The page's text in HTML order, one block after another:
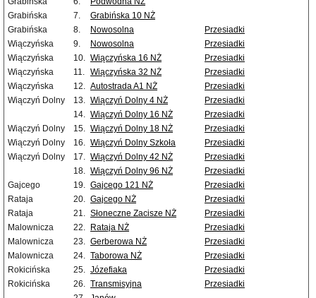
Grabińska
7.
Grabińska 10 NŻ
Grabińska
8. Nowosolna
Przesiadki
Wiączyńska
9. Nowosolna
Przesiadki
Wiączyńska
10. Wiączyńska 16 NŻ
Przesiadki
Wiączyńska
11. Wiączyńska 32 NŻ
Przesiadki
Wiączyńska
12. Autostrada A1 NŻ
Przesiadki
Wiączyń Dolny
13. Wiączyń Dolny 4 NŻ
Przesiadki
14. Wiączyń Dolny 16 NŻ
Przesiadki
Wiączyń Dolny
15. Wiączyń Dolny 18 NŻ
Przesiadki
Wiączyń Dolny
16. Wiączyń Dolny Szkoła
Przesiadki
Wiączyń Dolny
17. Wiączyń Dolny 42 NŻ
Przesiadki
18. Wiączyń Dolny 96 NŻ
Przesiadki
Gajcego
19. Gajcego 121 NŻ
Przesiadki
Rataja
20. Gajcego NŻ
Przesiadki
Rataja
21. Słoneczne Zacisze NŻ
Przesiadki
Malownicza
22. Rataja NŻ
Przesiadki
Malownicza
23. Gerberowa NŻ
Przesiadki
Malownicza
24. Taborowa NŻ
Przesiadki
Rokicińska
25. Józefiaka
Przesiadki
Rokicińska
26. Transmisyjna
Przesiadki